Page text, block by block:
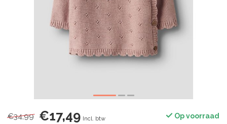
€34,99 €17,49 Incl. btw Op voorraad